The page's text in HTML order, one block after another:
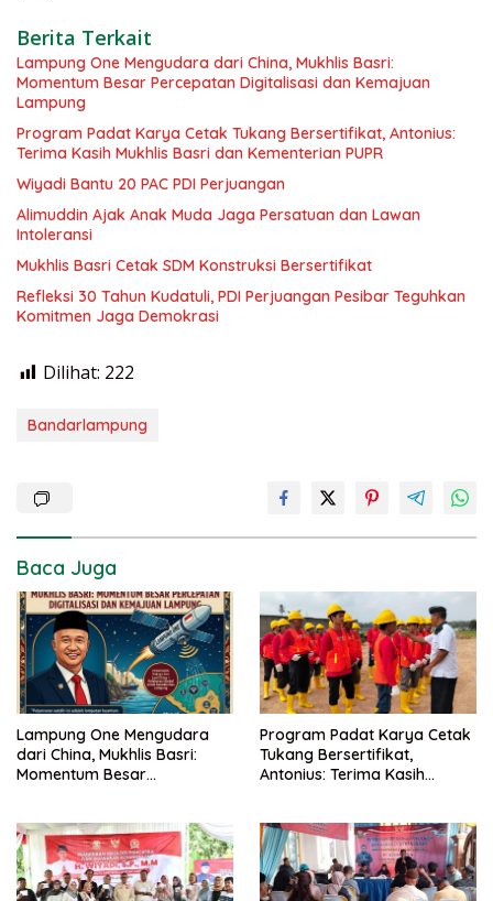
Berita Terkait
Lampung One Mengudara dari China, Mukhlis Basri:
Momentum Besar Percepatan Digitalisasi dan Kemajuan
Lampung
Program Padat Karya Cetak Tukang Bersertifikat, Antonius:
Terima Kasih Mukhlis Basri dan Kementerian PUPR
Wiyadi Bantu 20 PAC PDI Perjuangan
Alimuddin Ajak Anak Muda Jaga Persatuan dan Lawan
Intoleransi
Mukhlis Basri Cetak SDM Konstruksi Bersertifikat
Refleksi 30 Tahun Kudatuli, PDI Perjuangan Pesibar Teguhkan
Komitmen Jaga Demokrasi
Dilihat: 222
Bandarlampung
Baca Juga
Lampung One Mengudara
dari China, Mukhlis Basri:
Momentum Besar
Program Padat Karya Cetak
Tukang Bersertifikat,
Antonius: Terima Kasih